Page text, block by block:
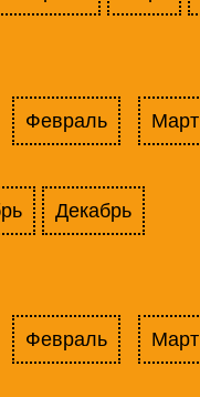
Февраль Март
Декабрь
Февраль Март